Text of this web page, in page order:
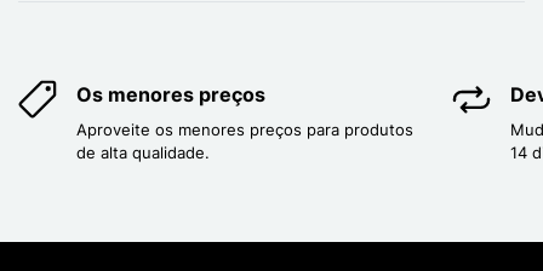
Os menores preços
Aproveite os menores preços para produtos
de alta qualidade.
14